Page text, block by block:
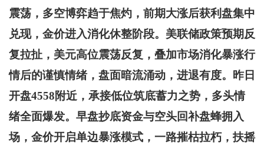
震荡，多空博弈趋于焦灼，前期大涨后获利盘集中
兑现，金价进入消化休整阶段。美联储政策预期反
复拉扯，美元高位震荡反复，叠加市场消化暴涨行
情后的谨慎情绪，盘面暗流涌动，进退有度。昨日
开盘4558附近，承接低位筑底蓄力之势，多头情
绪全面爆发。早盘抄底资金与空头回补盘蜂拥入
场，金价开启单边暴涨模式，一路摧枯拉朽，扶摇